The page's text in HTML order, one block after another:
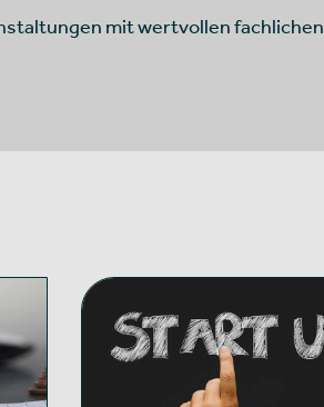
mit wertvollen fachlichen